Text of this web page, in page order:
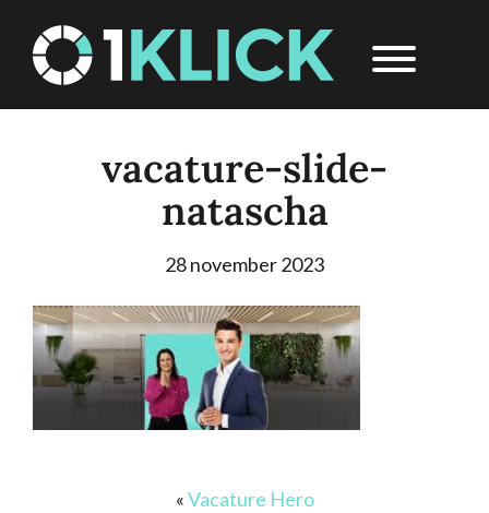
naar
de
hoofd
1Klick
Header
Rechts
vacature-slide-
natascha
28 november 2023
«Vacature Hero